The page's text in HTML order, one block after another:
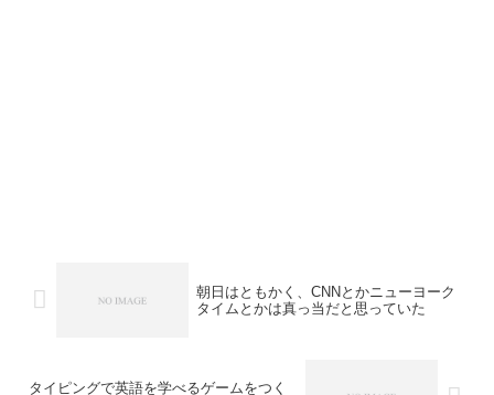
朝日はともかく、CNNとかニューヨーク
タイムとかは真っ当だと思っていた
タイピングで英語を学べるゲームをつく